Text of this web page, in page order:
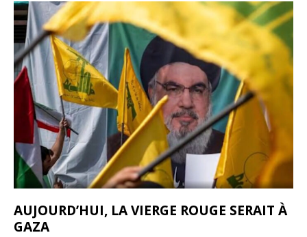
AUJOURD’HUI, LA VIERGE ROUGE SERAIT À
GAZA